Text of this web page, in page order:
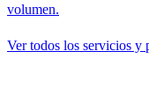
volumen.
Ver todos los servicios y